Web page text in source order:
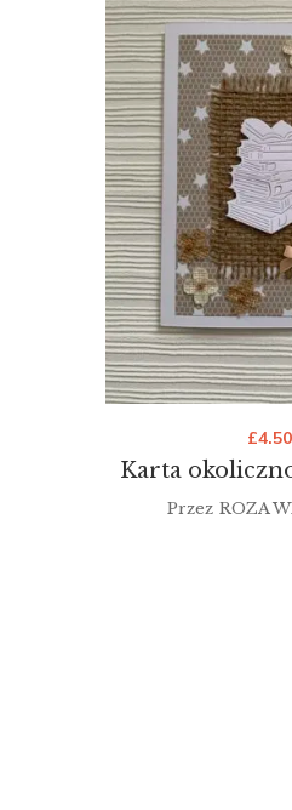
Karta
£4.50
Przez ROZA